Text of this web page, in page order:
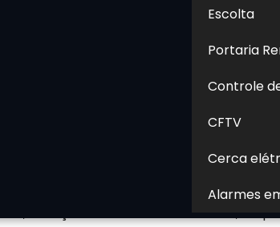
Escolta
Portaria
Controle
CFTV
Cerca
Alarmes
de acesso que substitui a presença
operada por profissionais treinados
a liberação de entradas e
Serviço de Portaria Terceirizado,